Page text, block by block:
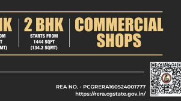
मनोरंजन
बिजनेस
ई-पेपर